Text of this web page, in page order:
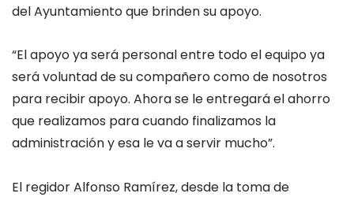
del Ayuntamiento que brinden su apoyo.
“El apoyo ya será personal entre todo el equipo ya
será voluntad de su compañero como de nosotros
para recibir apoyo. Ahora se le entregará el ahorro
que realizamos para cuando finalizamos la
administración y esa le va a servir mucho”.
El regidor Alfonso Ramírez, desde la toma de